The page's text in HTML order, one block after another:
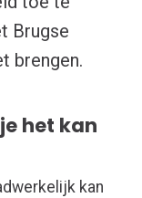
Brugse
brengen.
het kan
kan